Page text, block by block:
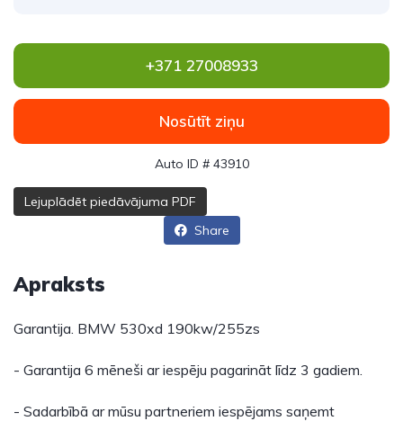
+371 27008933
Nosūtīt ziņu
Auto ID # 43910
Lejuplādēt piedāvājuma PDF
Share
Apraksts
Garantija. BMW 530xd 190kw/255zs
- Garantija 6 mēneši ar iespēju pagarināt līdz 3 gadiem.
- Sadarbībā ar mūsu partneriem iespējams saņemt